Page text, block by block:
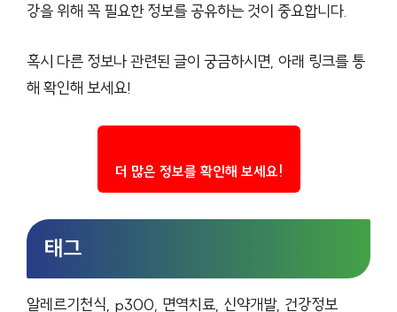
강을 위해 꼭 필요한 정보를 공유하는 것이 중요합니다.
혹시 다른 정보나 관련된 글이 궁금하시면, 아래 링크를 통
해 확인해 보세요!
더 많은 정보를 확인해 보세요!
태그
알레르기천식, p300, 면역치료, 신약개발, 건강정보